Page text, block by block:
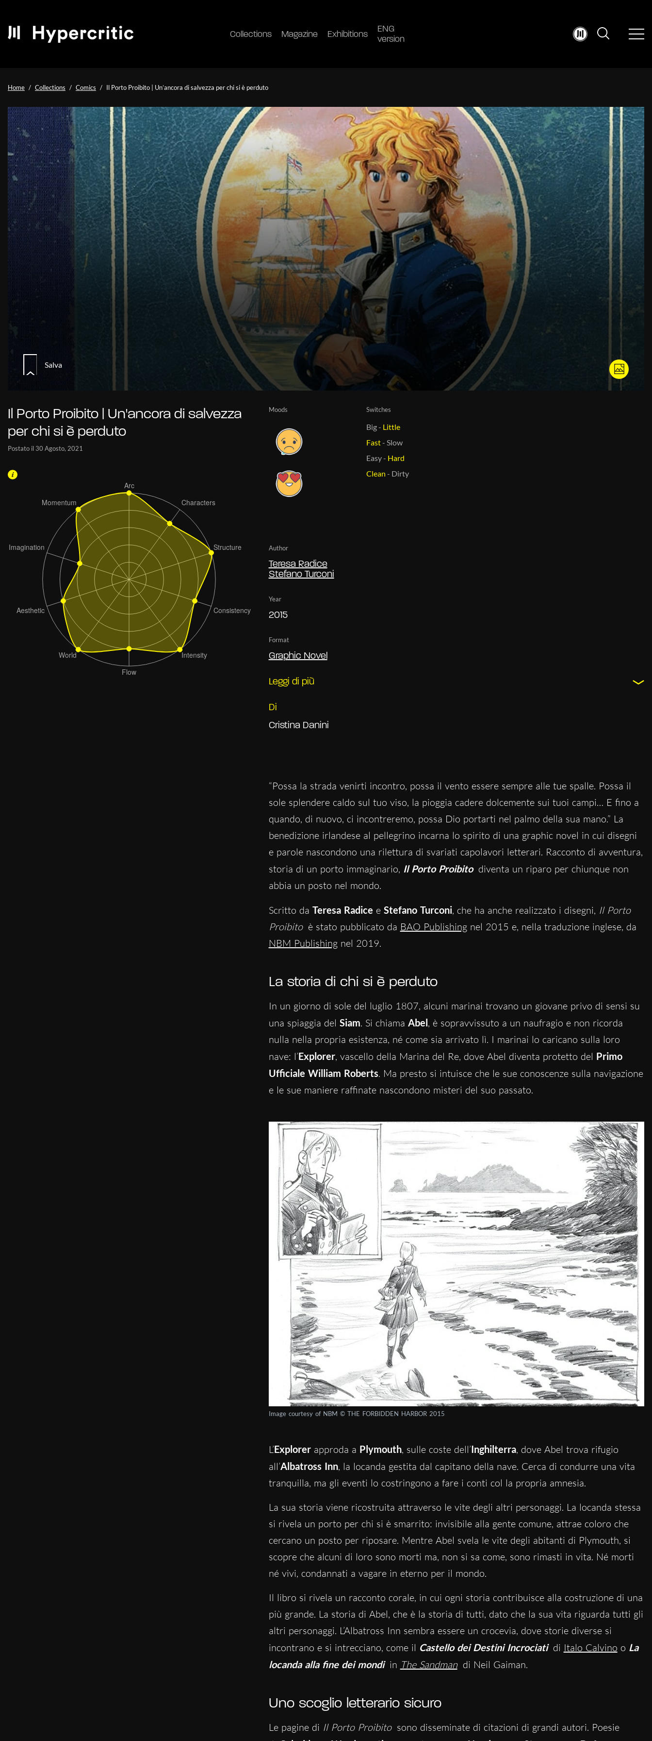
Collections Magazine Exhibitions
ENG
version
Home Collections Comics Il Porto Proibito | Un’ancora di salvezza per chi si è perduto
Salva
Il Porto Proibito | Un'ancora di salvezza
per chi si è perduto
Postato il 30 Agosto, 2021
Moods Switches
Big- Little
Fast-Slow
Easy- Hard
Clean - Dirty
Author
Teresa Radice
Stefano Turconi
Year
2015
Format
Graphic Novel
Leggi di più
Di
Cristina Danini
“Possa la strada venirti incontro, possa il vento essere sempre alle tue spalle. Possa il
sole splendere caldo sul tuo viso, la pioggia cadere dolcemente sui tuoi campi… E fino a
quando, di nuovo, ci incontreremo, possa Dio portarti nel palmo della sua mano.” La
benedizione irlandese al pellegrino incarna lo spirito di una graphic novel in cui disegni
e parole nascondono una rilettura di svariati capolavori letterari. Racconto di avventura,
storia di un porto immaginario, Il Porto Proibito diventa un riparo per chiunque non
abbia un posto nel mondo.
Scritto da Teresa Radice e Stefano Turconi, che ha anche realizzato i disegni, Il Porto
Proibito è stato pubblicato da BAO Publishingnel 2015 e, nella traduzione inglese, da
NBM Publishingnel 2019.
La storia di chi si è perduto
In un giorno di sole del luglio 1807, alcuni marinai trovano un giovane privo di sensi su
una spiaggia del Siam. Si chiama Abel, è sopravvissuto a un naufragio e non ricorda
nulla nella propria esistenza, né come sia arrivato lì. I marinai lo caricano sulla loro
nave: l’Explorer, vascello della Marina del Re, dove Abel diventa protetto del Primo
Ufficiale William Roberts. Ma presto si intuisce che le sue conoscenze sulla navigazione
e le sue maniere raffinate nascondono misteri del suo passato.
Image courtesy of NBM © THE FORBIDDEN HARBOR 2015
L’Explorerapproda a Plymouth, sulle coste dell’Inghilterra, dove Abel trova rifugio
all’Albatross Inn, la locanda gestita dal capitano della nave. Cerca di condurre una vita
tranquilla, ma gli eventi lo costringono a fare i conti col la propria amnesia.
La sua storia viene ricostruita attraverso le vite degli altri personaggi. La locanda stessa
si rivela un porto per chi si è smarrito: invisibile alla gente comune, attrae coloro che
cercano un posto per riposare. Mentre Abel svela le vite degli abitanti di Plymouth, si
scopre che alcuni di loro sono morti ma, non si sa come, sono rimasti in vita. Né morti
né vivi, condannati a vagare in eterno per il mondo.
Il libro si rivela un racconto corale, in cui ogni storia contribuisce alla costruzione di una
più grande. La storia di Abel, che è la storia di tutti, dato che la sua vita riguarda tutti gli
altri personaggi. L’Albatross Inn sembra essere un crocevia, dove storie diverse si
incontrano e si intrecciano, come il Castello dei Destini Incrociati di Italo Calvino o La
locanda alla fine dei mondi in The Sandman di Neil Gaiman.
Uno scoglio letterario sicuro
Le pagine di Il Porto Proibito sono disseminate di citazioni di grandi autori. Poesie